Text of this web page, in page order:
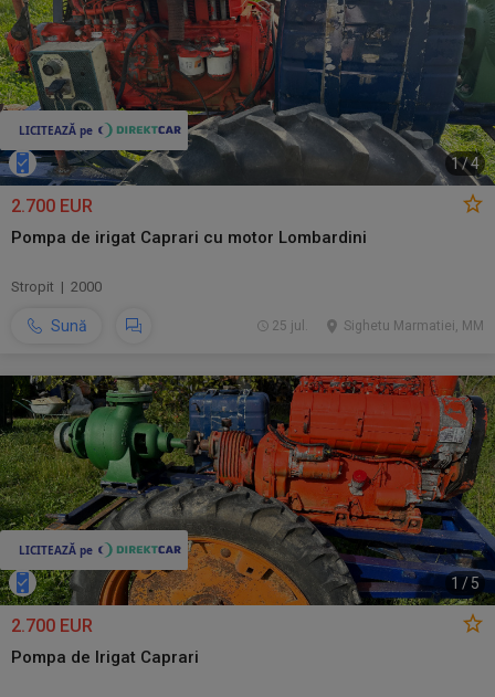
1/4
2.700 EUR
Pompa de irigat Caprari cu motor Lombardini
Stropit | 2000
Sună Sighetu Marmatiei, MM
25 jul.
1 /5
2.700 EUR
Pompa de Irigat Caprari